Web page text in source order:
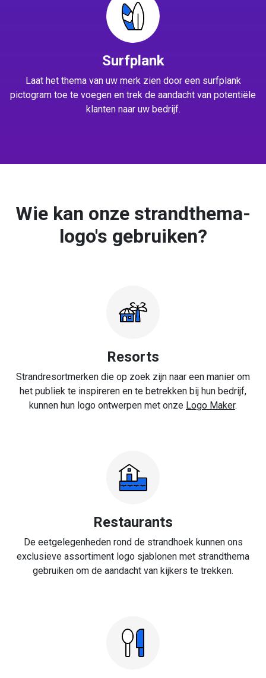
Surfplank
Laat het thema van uw merk zien door een surfplank
pictogram toe te voegen en trek de aandacht van potentiële
klanten naar uw bedrijf.
Wie kan onze strandthema-
logo's gebruiken?
Resorts
Strandresortmerken die op zoek zijn naar een manier om
het publiek te inspireren en te betrekken bij hun bedrijf,
kunnen hun logo ontwerpen met onze Logo Maker.
Restaurants
De eetgelegenheden rond de strandhoek kunnen ons
exclusieve assortiment logo sjablonen met strandthema
gebruiken om de aandacht van kijkers te trekken.